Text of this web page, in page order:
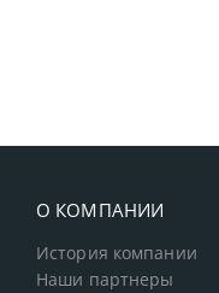
О КОМПАНИИ
История компании
Наши партнеры